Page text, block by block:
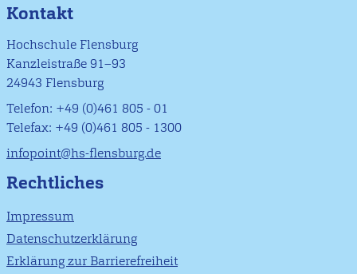
Kontakt
Hochschule Flensburg
Kanzleistraße 91–93
24943 Flensburg
Telefon: +49 (0)461 805 - 01
Telefax: +49 (0)461 805 - 1300
infopoint@hs-flensburg.de
Rechtliches
Impressum
Datenschutzerklärung
Erklärung zur Barrierefreiheit